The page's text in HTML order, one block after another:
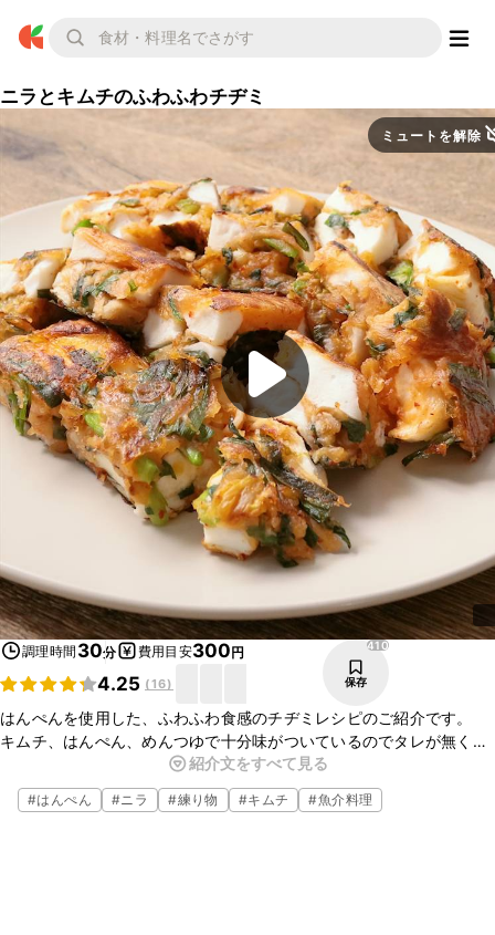
ニラとキムチのふわふわチヂミ
ミュートを解除
調理時間 30分 費用目安300円
4.25 (16)
410
保存
はんぺんを使用した、ふわふわ食感のチヂミレシピのご紹介です。
キムチ、はんぺん、めんつゆで十分味がついているのでタレが無くて
も美味しく召し上がれます。
ふわふわな食感がクセになりますよ。ぜひお試しください。
紹介文をすべて見る
#はんぺん #ニラ #練り物 #キムチ #魚介料理